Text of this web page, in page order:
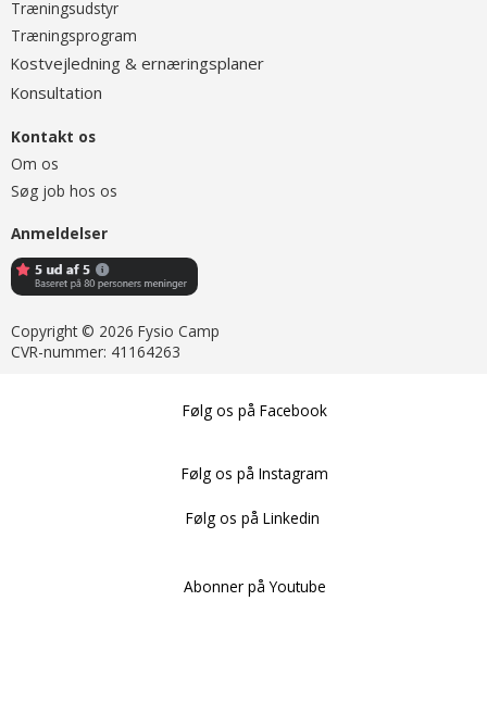
Træningsudstyr
Træningsprogram
Kostvejledning & ernæringsplaner
Konsultation
Kontakt os
Om os
Søg job hos os
Anmeldelser
Copyright © 2026 Fysio Camp
CVR-nummer: 41164263
Følg os på Facebook
Følg os på Instagram
Følg os på Linkedin
Abonner på Youtube